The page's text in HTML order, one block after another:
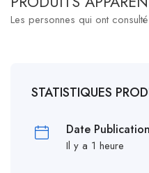
Les personnes qui ont
STATISTIQUES
Date
Il y a 1 heure